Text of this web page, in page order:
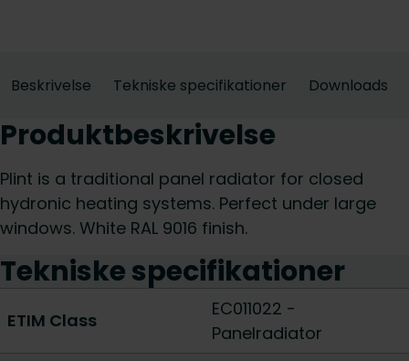
Beskrivelse Tekniske specifikationer Downloads
Produktbeskrivelse
Plint is a traditional panel radiator for closed
hydronic heating systems. Perfect under large
windows. White RAL 9016 finish.
Tekniske specifikationer
ETIM Class
EC011022 -
Panelradiator